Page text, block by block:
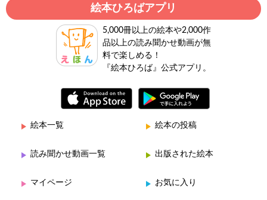
絵本ひろばアプリ
5,000冊以上の絵本や2,000作
品以上の読み聞かせ動画が無
料で楽しめる！
『絵本ひろば』公式アプリ。
絵本一覧 絵本の投稿
読み聞かせ動画一覧 出版された絵本
マイページ お気に入り